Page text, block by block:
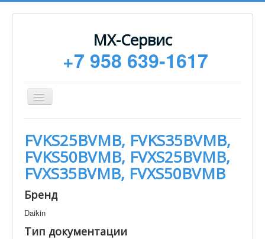
МХ-Сервис
+7 958 639-1617
Toggle
Navigation
Монтаж
Сервисное обслуживание
Новости
FVKS25BVMB, FVKS35BVMB,
FVKS50BVMB, FVXS25BVMB,
FVXS35BVMB, FVXS50BVMB
Бренд
Daikin
Тип документации